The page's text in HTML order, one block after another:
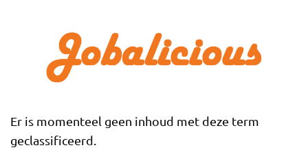
Er is momenteel geen inhoud met deze term
geclassificeerd.